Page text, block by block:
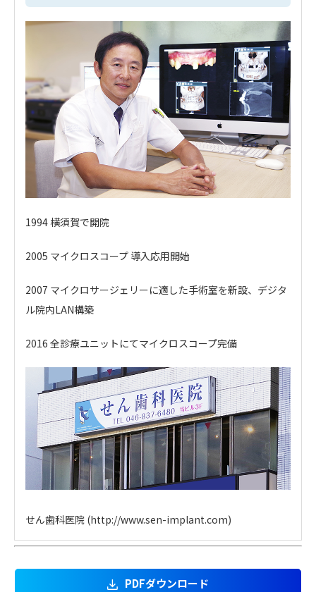
1994横須賀で開院
2005 マイクロスコープ 導入応用開始
2007 マイクロサージェリーに適した手術室を新設、デジタ
ル院内LAN構築
2016 全診療ユニットにてマイクロスコープ完備
せん歯科医院 (http://www.sen-implant.com)
PDFダウンロード